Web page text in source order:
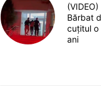
Bărbat
cuțitul o
ani